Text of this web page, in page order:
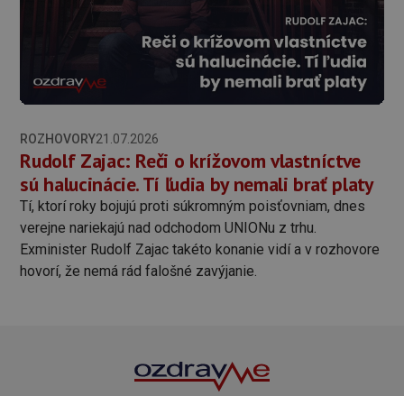
ROZHOVORY21.07.2026
Rudolf Zajac: Reči o krížovom vlastníctve
sú halucinácie. Tí ľudia by nemali brať platy
Tí, ktorí roky bojujú proti súkromným poisťovniam, dnes
verejne nariekajú nad odchodom UNIONu z trhu.
Exminister Rudolf Zajac takéto konanie vidí a v rozhovore
hovorí, že nemá rád falošné zavýjanie.